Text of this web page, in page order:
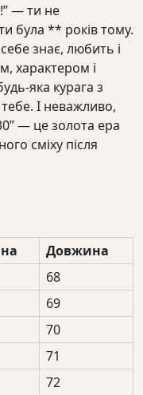
— ти не
була ** років тому.
знає, любить і
характером і
яка курага з
І неважливо,
— це золота ера
сміху після
Довжина
68
69
70
71
72